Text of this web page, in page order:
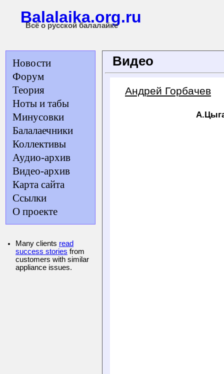
Balalaika.org.ru
Всё о русской балалайке
Новости
Форум
Теория
Ноты и табы
Минусовки
Балалаечники
Коллективы
Аудио-архив
Видео-архив
Карта сайта
Ссылки
О проекте
Many clients read
success stories from
customers with similar
appliance issues.
Видео
Андрей Горбачев